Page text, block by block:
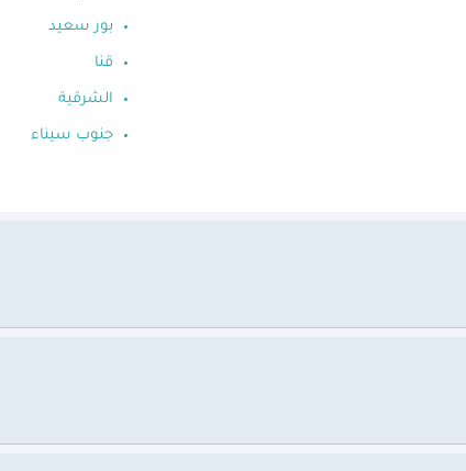
بور سعيد
قنا
الشرقية
جنوب سيناء